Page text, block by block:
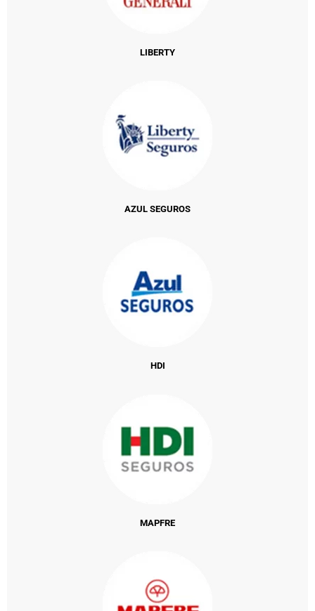
LIBERTY
AZUL SEGUROS
HDI
MAPFRE